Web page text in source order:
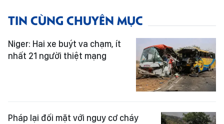
TIN CÙNG CHUYÊN MỤC
Niger: Hai xe buýt va chạm, ít
nhất 21 người thiệt mạng
Pháp lại đối mặt với nguy cơ cháy